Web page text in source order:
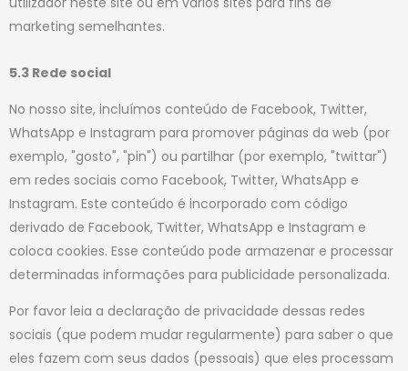
marketing semelhantes.
5.3 Rede social
No nosso site, incluímos conteúdo de Facebook, Twitter,
WhatsApp e Instagram para promover páginas da web (por
exemplo, "gosto", "pin") ou partilhar (por exemplo, "twittar")
em redes sociais como Facebook, Twitter, WhatsApp e
Instagram. Este conteúdo é incorporado com código
derivado de Facebook, Twitter, WhatsApp e Instagram e
coloca cookies. Esse conteúdo pode armazenar e processar
determinadas informações para publicidade personalizada.
Por favor leia a declaração de privacidade dessas redes
sociais (que podem mudar regularmente) para saber o que
eles fazem com seus dados (pessoais) que eles processam